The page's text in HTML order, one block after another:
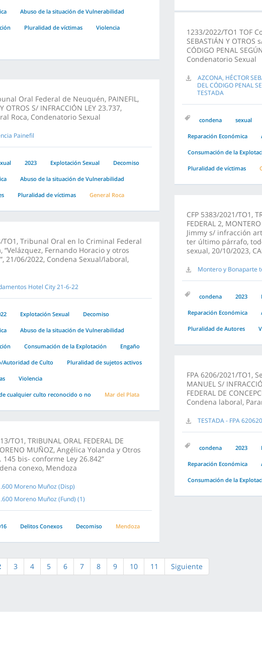
Abuso de la situación de Vulnerabilidad
Pluralidad de víctimas Violencia
1233/2022/TO1 TOF
SEBASTIÁN Y OTROS
CÓDIGO PENAL
Condenatorio Sexual
AZCONA, HÉCTOR
DEL CÓDIGO PENAL
TESTADA
condena sexual
Reparación Económica
Consumación de la
Pluralidad de víctimas
Oral Federal de Neuquén, PAINEFIL,
OTROS S/ INFRACCIÓN LEY 23.737,
Roca, Condenatorio Sexual
Painefil
2023 Explotación Sexual Decomiso
Abuso de la situación de Vulnerabilidad
Pluralidad de víctimas General Roca
CFP 5383/2021/TO1,
FEDERAL 2,
Jimmy s/ infracción
ter último párrafo,
sexual, 20/10/2023,
Montero y Bonaparte
condena 2023
Reparación Económica
Pluralidad de Autores
TO1, Tribunal Oral en lo Criminal Federal
“Velázquez, Fernando Horacio y otros
21/06/2022, Condena Sexual/laboral,
Hotel City 21-6-22
Explotación Sexual Decomiso
Abuso de la situación de Vulnerabilidad
Consumación de la Explotación Engaño
Autoridad de Culto Pluralidad de sujetos activos
Violencia
cualquier culto reconocido o no Mar del Plata
FPA 6206/2021/TO1,
MANUEL S/
FEDERAL DE
Condena laboral,
TESTADA - FPA
condena 2023
Reparación Económica
Consumación de la
TO1, TRIBUNAL ORAL FEDERAL DE
MUÑOZ, Angélica Yolanda y Otros
bis- conforme Ley 26.842”
conexo, Mendoza
Moreno Muñoz (Disp)
Moreno Muñoz (Fund) (1)
Delitos Conexos Decomiso Mendoza
3 4 5 6 7 8 9 10 11 Siguiente